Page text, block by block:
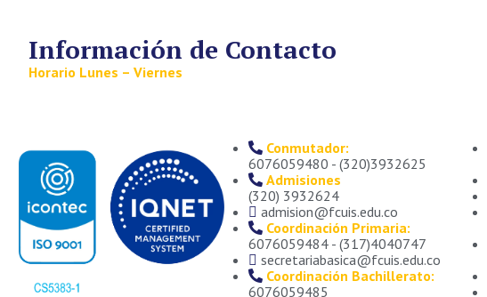
Información de Contacto
Horario Lunes – Viernes
Conmutador:
6076059480 - (320)3932625
Admisiones
(320) 3932624
admision@fcuis.edu.co
Coordinación Primaria:
6076059484 - (317)4040747
secretariabasica@fcuis.edu.co
Coordinación Bachillerato:
6076059485